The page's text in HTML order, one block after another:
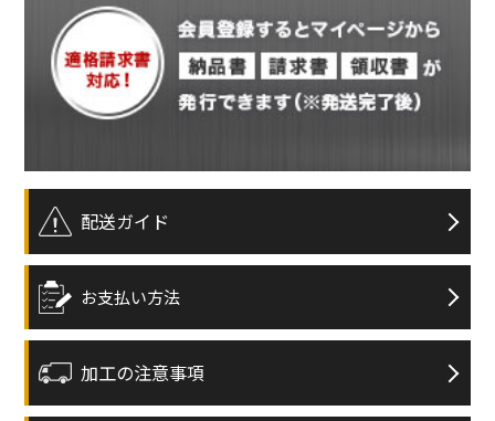
配送ガイド
お支払い方法
加工の注意事項